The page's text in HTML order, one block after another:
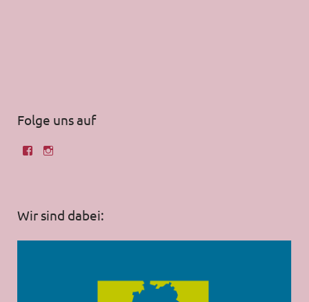
Folge uns auf
Wir sind dabei: